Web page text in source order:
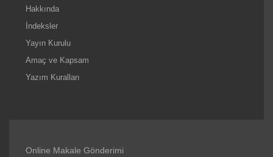
Hakkında
İndeksler
Yayın Kurulu
Amaç ve Kapsam
Yazım Kuralları
Online Makale Gönderimi